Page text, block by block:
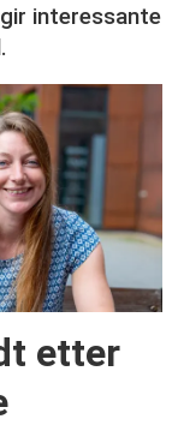
interessante
etter